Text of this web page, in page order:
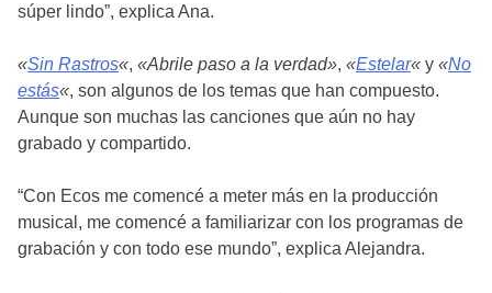
súper lindo”, explica Ana.
«Sin Rastros«, «Abrile paso a la verdad», «Estelar« y «No
estás«, son algunos de los temas que han compuesto.
Aunque son muchas las canciones que aún no hay
grabado y compartido.
“Con Ecos me comencé a meter más en la producción
musical, me comencé a familiarizar con los programas de
grabación y con todo ese mundo”, explica Alejandra.